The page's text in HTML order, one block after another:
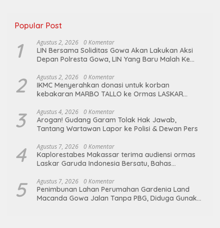
Popular Post
1 Agustus 2, 2026 0 Komentar
LIN Bersama Soliditas Gowa Akan Lakukan Aksi
Depan Polresta Gowa, LIN Yang Baru Malah Ke
2 Agustus 2, 2026 0 Komentar
IKMC Menyerahkan donasi untuk korban
kebakaran MARBO TALLO ke Ormas LASKAR
3 Agustus 4, 2026 0 Komentar
Arogan! Gudang Garam Tolak Hak Jawab,
Tantang Wartawan Lapor ke Polisi & Dewan Pers
4 Agustus 7, 2026 0 Komentar
Kaplorestabes Makassar terima audiensi ormas
Laskar Garuda Indonesia Bersatu, Bahas
5 Agustus 7, 2026 0 Komentar
Penimbunan Lahan Perumahan Gardenia Land
Macanda Gowa Jalan Tanpa PBG, Diduga Gunakan